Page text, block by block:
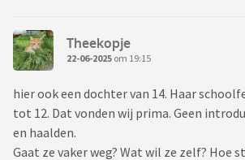
Theekopje
22-06-2025 om 19:15
hier ook een dochter van 14. Haar
tot 12. Dat vonden wij prima. Geen
en haalden.
Gaat ze vaker weg? Wat wil ze zelf? Hoe